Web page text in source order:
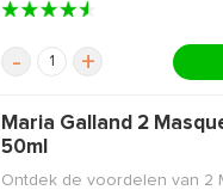
- +
Maria Galland 2
50ml
Ontdek de voordelen van 2